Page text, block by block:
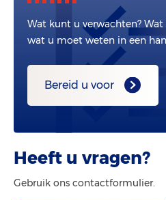
Wat kunt u verwachten?
wat u moet weten in een
Bereid u voor
Heeft u vragen?
Gebruik ons contactformulier.